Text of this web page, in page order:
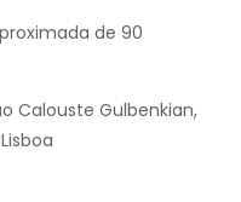
de 90
Calouste Gulbenkian,